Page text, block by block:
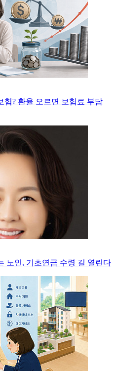
험? 환율 오르면 보험료 부담
노인, 기초연금 수령 길 열린다